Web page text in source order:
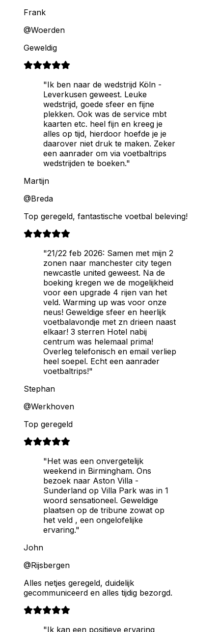
Frank
@Woerden
Geweldig
"Ik ben naar de wedstrijd Köln -
Leverkusen geweest. Leuke
wedstrijd, goede sfeer en fijne
plekken. Ook was de service mbt
kaarten etc. heel fijn en kreeg je
alles op tijd, hierdoor hoefde je je
daarover niet druk te maken. Zeker
een aanrader om via voetbaltrips
wedstrijden te boeken."
Martijn
@Breda
Top geregeld, fantastische voetbal beleving!
"21/22 feb 2026: Samen met mijn 2
zonen naar manchester city tegen
newcastle united geweest. Na de
boeking kregen we de mogelijkheid
voor een upgrade 4 rijen van het
veld. Warming up was voor onze
neus! Geweldige sfeer en heerlijk
voetbalavondje met zn drieen naast
elkaar! 3 sterren Hotel nabij
centrum was helemaal prima!
Overleg telefonisch en email verliep
heel soepel. Echt een aanrader
voetbaltrips!"
Stephan
@Werkhoven
Top geregeld
"Het was een onvergetelijk
weekend in Birmingham. Ons
bezoek naar Aston Villa -
Sunderland op Villa Park was in 1
woord sensationeel. Geweldige
plaatsen op de tribune zowat op
het veld , een ongelofelijke
ervaring."
John
@Rijsbergen
Alles netjes geregeld, duidelijk
gecommuniceerd en alles tijdig bezorgd.
"Ik kan een positieve ervaring